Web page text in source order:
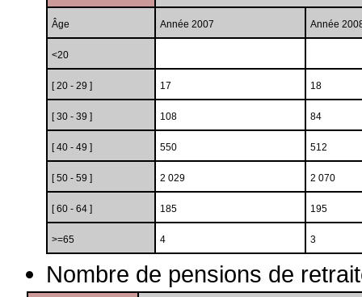
Âge Année 2007 Année
<20
[ 20 - 29 ] 17 18
[ 30 - 39 ] 108 84
[ 40 - 49 ] 550 512
[ 50 - 59 ] 2 029 2 070
[ 60 - 64 ] 185 195
>=65 4 3
Nombre de pensions de